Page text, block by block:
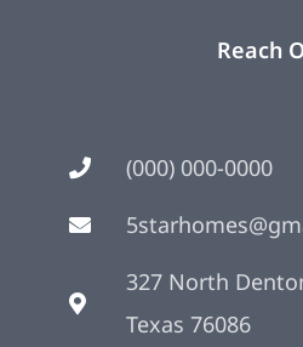
Reach
(000) 000-0000
327 North
Texas 76086